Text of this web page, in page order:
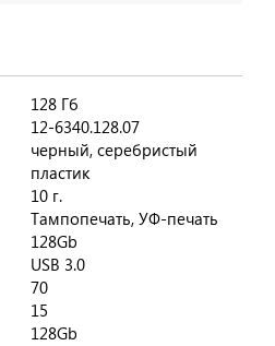
128 Гб
12-6340.128.07
черный, серебристый
пластик
10 г.
Тампопечать, УФ-печать
128Gb
USB 3.0
70
15
128Gb